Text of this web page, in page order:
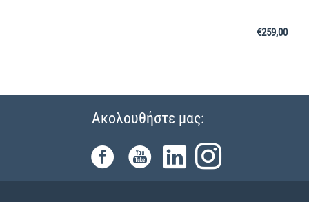
€259,00
Ακολουθήστε μας: